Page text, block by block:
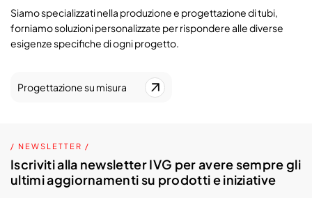
Siamo specializzati nella produzione e progettazione di tubi,
forniamo soluzioni personalizzate per rispondere alle diverse
esigenze specifiche di ogni progetto.
Progettazione su misura
/ NEWSLETTER /
Iscriviti alla newsletter IVG per avere sempre gli
ultimi aggiornamenti su prodotti e iniziative